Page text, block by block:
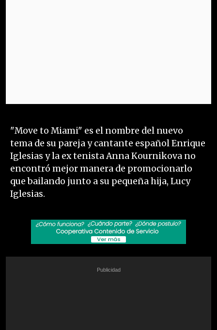
"Move to Miami" es el nombre del nuevo
tema de su pareja y cantante español Enrique
Iglesias y la ex tenista Anna Kournikova no
encontró mejor manera de promocionarlo
que bailando junto a su pequeña hija, Lucy
Iglesias.